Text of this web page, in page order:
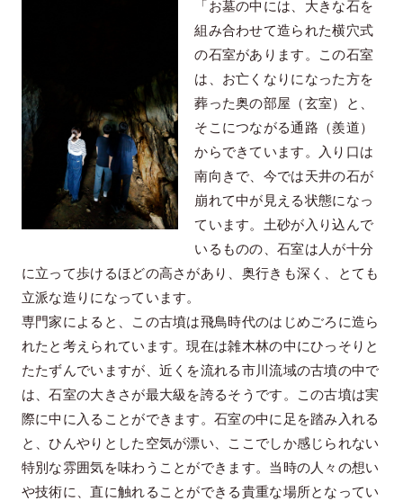
「お墓の中には、大きな石を
組み合わせて造られた横穴式
の石室があります。この石室
は、お亡くなりになった方を
葬った奥の部屋（玄室）と、
そこにつながる通路（羨道）
からできています。入り口は
南向きで、今では天井の石が
崩れて中が見える状態になっ
ています。土砂が入り込んで
いるものの、石室は人が十分
に立って歩けるほどの高さがあり、奥行きも深く、とても
立派な造りになっています。
専門家によると、この古墳は飛鳥時代のはじめごろに造ら
れたと考えられています。現在は雑木林の中にひっそりと
たたずんでいますが、近くを流れる市川流域の古墳の中で
は、石室の大きさが最大級を誇るそうです。この古墳は実
際に中に入ることができます。石室の中に足を踏み入れる
と、ひんやりとした空気が漂い、ここでしか感じられない
特別な雰囲気を味わうことができます。当時の人々の想い
や技術に、直に触れることができる貴重な場所となってい